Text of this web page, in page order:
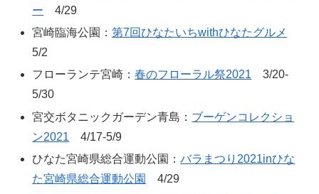
ー 4/29
宮崎臨海公園：第7回ひなたいちwithひなたグルメ
5/2
フローランテ宮崎：春のフローラル祭2021 3/20-
5/30
宮交ボタニックガーデン青島： ブーゲンコレクショ
ン2021 4/17-5/9
ひなた宮崎県総合運動公園：バラまつり2021inひな
た宮崎県総合運動公園
4/29